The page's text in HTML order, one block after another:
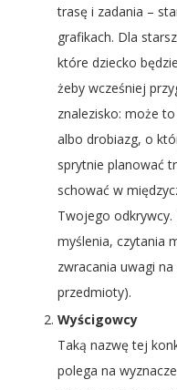
trasę i zadania –
grafikach. Dla
które dziecko
żeby wcześniej
znalezisko: może
albo drobiazg, o
sprytnie planować
schować w
Twojego odkrywcy.
myślenia, czytania
zwracania uwagi
przedmioty).
Wyścigowcy
Taką nazwę tej
polega na